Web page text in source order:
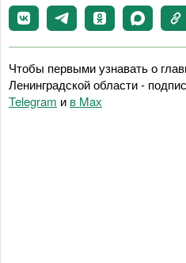
Чтобы первыми узнавать о
Ленинградской области -
Telegram и в Maх